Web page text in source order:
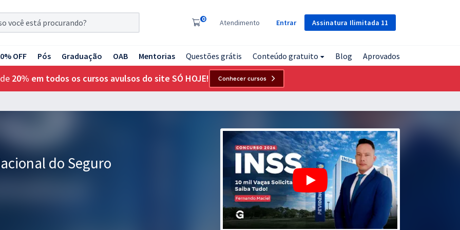
Assinatura Ilimitada 11
0 Atendimento Entrar
OFF Pós Graduação OAB Mentorias Questões grátis Conteúdo gratuito Blog Aprovados
20% em todos os cursos avulsos do site SÓ HOJE! Conhecer cursos
do Seguro